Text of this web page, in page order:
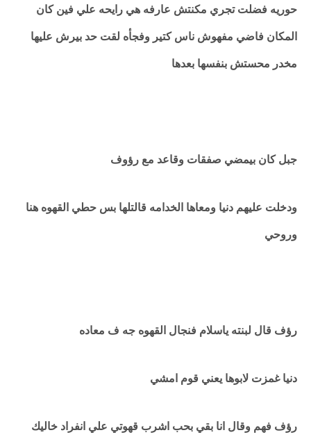
حوريه فضلت تجري مكنتش عارفه هي رايحه علي فين كان
المكان فاضي مفهوش ناس كتير وفجأه لقت حد بيرش عليها
مخدر محستش بنفسها بعدها
جبل كان بيمضي صفقات وقاعد مع رؤوف
ودخلت عليهم دنيا ومعاها الخدامه قالتلها بس حطي القهوه هنا
وروحي
رؤف قال لبنته ياسلام فنجال القهوه جه ف معاده
دنيا غمزت لابوها يعني قوم امشي
رؤف فهم وقال انا بقي بحب اشرب قهوتي علي انفراد خاليك